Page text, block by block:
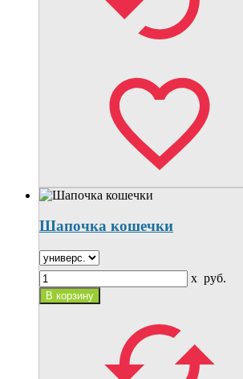
Шапочка кошечки
x руб.